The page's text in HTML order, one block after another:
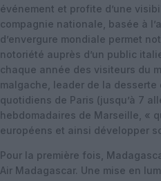
événement et profite d’une
compagnie nationale, basée à
d’envergure mondiale permet
notoriété auprès d’un public
chaque année des visiteurs du
malgache, leader de la
quotidiens de Paris (jusqu’à 7
hebdomadaires de Marseille, «
européens et ainsi développer
Pour la première fois,
Air Madagascar. Une mise en